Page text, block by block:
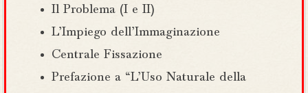
Il Problema (I e II)
L’Impiego dell’Immaginazione
Centrale Fissazione
Prefazione a “L’Uso Naturale della